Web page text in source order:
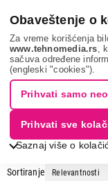
Obaveštenje o
Za vreme korišćenja
www.tehnomedia.rs ,
sačuva određene
(engleski "cookies").
Saznaj više o
Prihvati samo
Prihvati sve
Sport i putovanje
FITNES
Sortiranje
1 2 3